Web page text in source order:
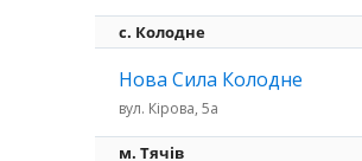
с. Колодне
Нова Сила Колодне
вул. Кірова, 5а
м. Тячів